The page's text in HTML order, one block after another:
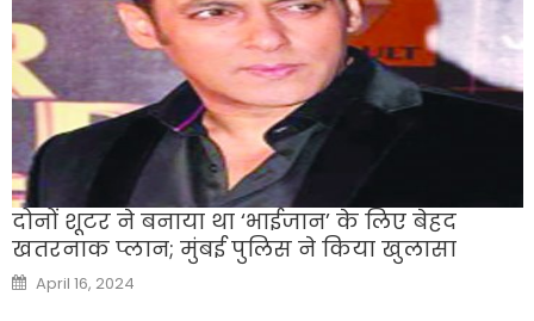
दोनों शूटर ने बनाया था ‘भाईजान’ के लिए बेहद
खतरनाक प्लान; मुंबई पुलिस ने किया खुलासा
Posted
on
April 16, 2024